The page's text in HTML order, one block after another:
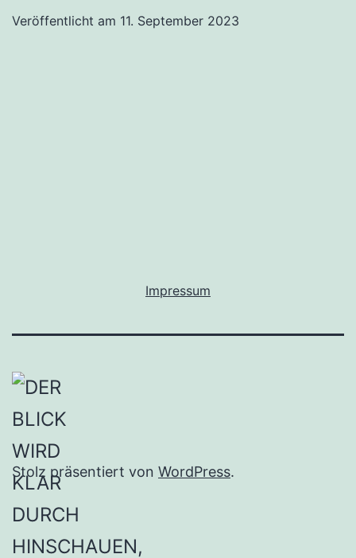
Veröffentlicht am 11. September 2023
Impressum
Stolz präsentiert von WordPress.